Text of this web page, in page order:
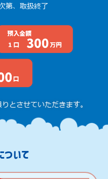
第、取扱終了
とさせていただきます。
ついて